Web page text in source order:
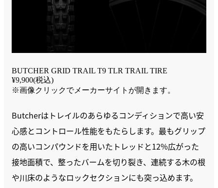
BUTCHER GRID TRAIL T9 TLR TRAIL TIRE
¥9,900(税込)
※画像クリックでメーカーサイトが開きます。
Butcherはトレイルのあらゆるコンディションで高い安
心感とコントロール性能をもたらします。最もグリップ
の高いコンパウンドを用いたトレッドと12%広がった
接地面積で、整ったバームを切り裂き、連続する木の根
や川床のようなロックセクションにも突っ込めます。